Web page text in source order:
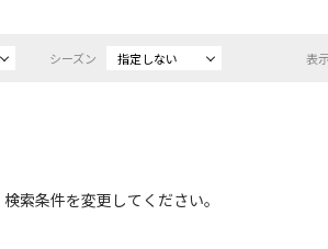
シーズン 指定しない 表
索条件を変更してください。